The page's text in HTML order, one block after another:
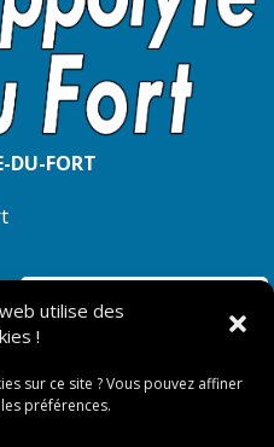
utilise des
!
sur ce site ? Vous pouvez affiner
préférences.
DU-FORT
NOUS CONTACTER